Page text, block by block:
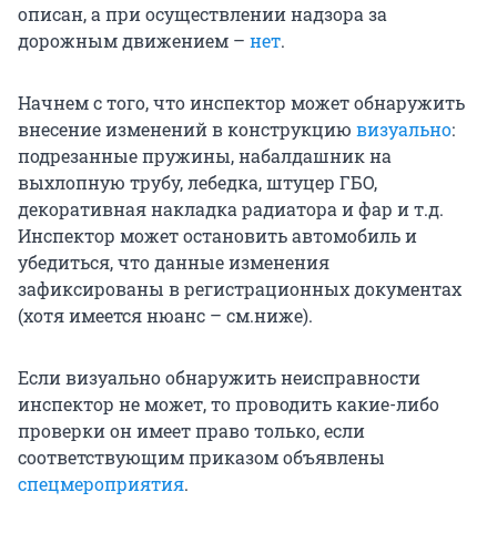
описан, а при осуществлении надзора за
дорожным движением – нет.
Начнем с того, что инспектор может обнаружить
внесение изменений в конструкцию визуально:
подрезанные пружины, набалдашник на
выхлопную трубу, лебедка, штуцер ГБО,
декоративная накладка радиатора и фар и т.д.
Инспектор может остановить автомобиль и
убедиться, что данные изменения
зафиксированы в регистрационных документах
(хотя имеется нюанс – см.ниже).
Если визуально обнаружить неисправности
инспектор не может, то проводить какие-либо
проверки он имеет право только, если
соответствующим приказом объявлены
спецмероприятия.